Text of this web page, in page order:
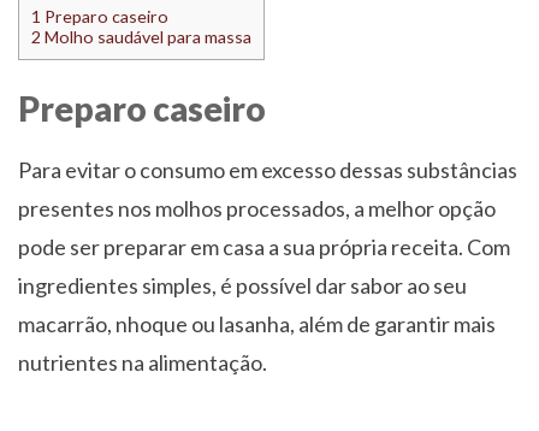
1 Preparo caseiro
2 Molho saudável para massa
Preparo caseiro
Para evitar o consumo em excesso dessas substâncias
presentes nos molhos processados, a melhor opção
pode ser preparar em casa a sua própria receita. Com
ingredientes simples, é possível dar sabor ao seu
macarrão, nhoque ou lasanha, além de garantir mais
nutrientes na alimentação.